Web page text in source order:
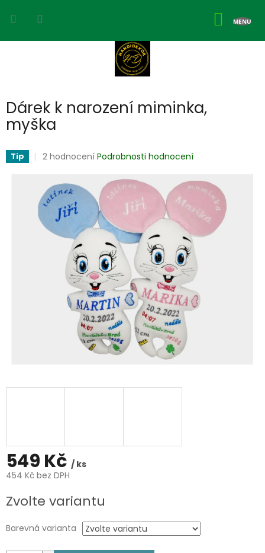
Dárek k narození miminka,
myška
Tip
Průměrné
je
5,0
5
hvězdiček.
2 hodnocení Podrobnosti hodnocení
549 Kč / ks
454 Kč bez DPH
cena:
Zvolte variantu
Barevná varianta